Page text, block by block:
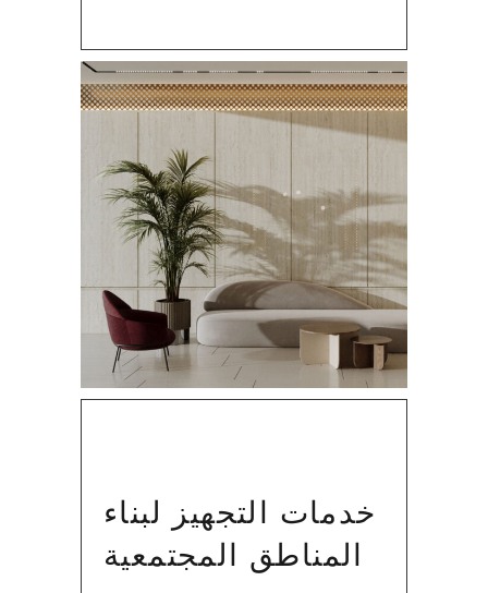
خدمات التجهيز لبناء
المناطق المجتمعية